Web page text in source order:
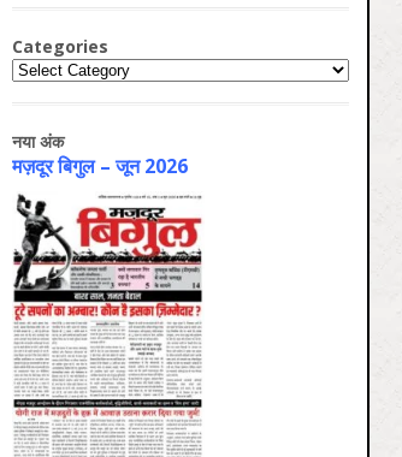
Categories
Categories
नया अंक
मज़दूर बिगुल – जून 2026